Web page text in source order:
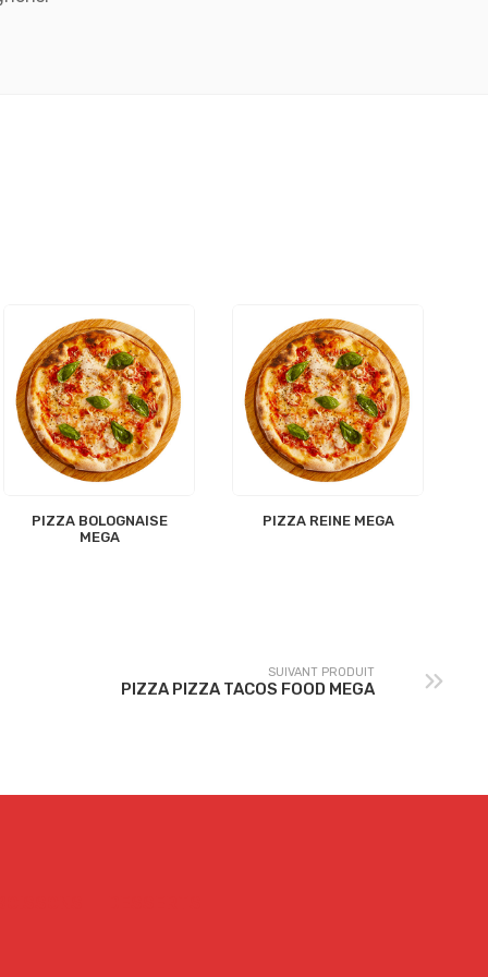
PIZZA BOLOGNAISE
MEGA
PIZZA REINE MEGA
SUIVANT PRODUIT
PIZZA PIZZA TACOS FOOD MEGA